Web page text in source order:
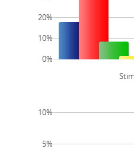
20%
10%
0%
10%
5%